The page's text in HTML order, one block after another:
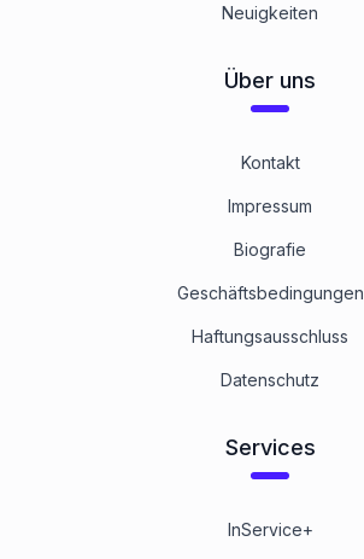
Neuigkeiten
Über uns
Kontakt
Impressum
Biografie
Geschäftsbedingungen
Haftungsausschluss
Datenschutz
Services
InService+